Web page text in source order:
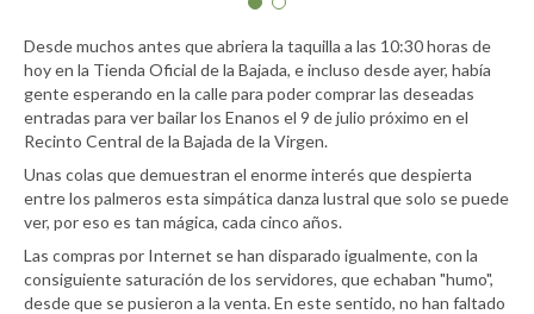
Colas para comprar las entradas para los Enanos.
Desde muchos antes que abriera la taquilla a las 10:30 horas de
hoy en la Tienda Oficial de la Bajada, e incluso desde ayer, había
gente esperando en la calle para poder comprar las deseadas
entradas para ver bailar los Enanos el 9 de julio próximo en el
Recinto Central de la Bajada de la Virgen.
Unas colas que demuestran el enorme interés que despierta
entre los palmeros esta simpática danza lustral que solo se puede
ver, por eso es tan mágica, cada cinco años.
Las compras por Internet se han disparado igualmente, con la
consiguiente saturación de los servidores, que echaban "humo",
desde que se pusieron a la venta. En este sentido, no han faltado